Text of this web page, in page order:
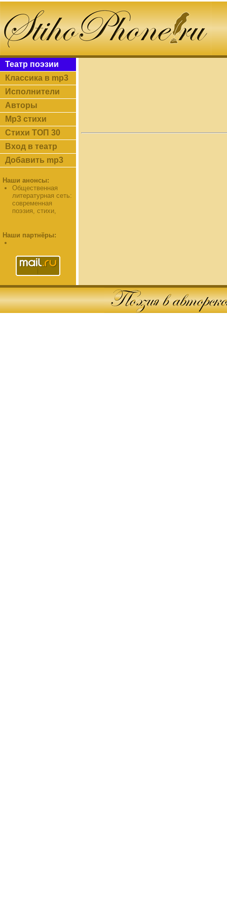
Театр поэзии
Классика в mp3
Исполнители
Авторы
Mp3 стихи
Стихи ТОП 30
Вход в театр
Добавить mp3
Наши анонсы:
Общественная
литературная сеть:
современная
поэзия, стихи,
Наши партнёры: